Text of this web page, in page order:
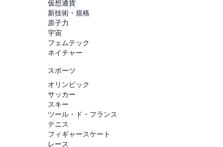
仮想通貨
新技術・規格
原子力
宇宙
フェムテック
ネイチャー
スポーツ
オリンピック
サッカー
スキー
ツール・ド・フランス
テニス
フィギャースケート
レース